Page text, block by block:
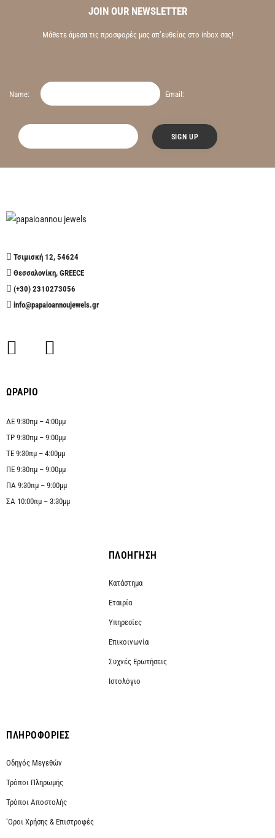
JOIN OUR NEWSLETTER
Μάθετε άμεσα τις προσφορές μας απ’ευθείας στο inbox σας!
Name: Email:
Τσιμισκή 12, 54624
Θεσσαλονίκη, GREECE
(+30) 2310273056
info@papaioannoujewels.gr
ΩΡΑΡΙΟ
ΔΕ 9:30πμ – 4:00μμ
ΤΡ 9:30πμ – 9:00μμ
ΤΕ 9:30πμ – 4:00μμ
ΠΕ 9:30πμ – 9:00μμ
ΠΑ 9:30πμ – 9:00μμ
ΣΑ 10:00πμ – 3:30μμ
ΠΛΟΗΓΗΣΗ
Κατάστημα
Εταιρία
Υπηρεσίες
Επικοινωνία
Συχνές Ερωτήσεις
Ιστολόγιο
ΠΛΗΡΟΦΟΡΙΕΣ
Οδηγός Μεγεθών
Τρόποι Πληρωμής
Τρόποι Αποστολής
‘Οροι Χρήσης & Επιστροφές